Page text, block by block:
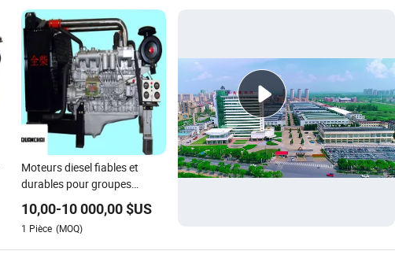
Moteurs diesel fiables et
durables pour groupes
10,00-10 000,00$US
1 Pièce (MOQ)